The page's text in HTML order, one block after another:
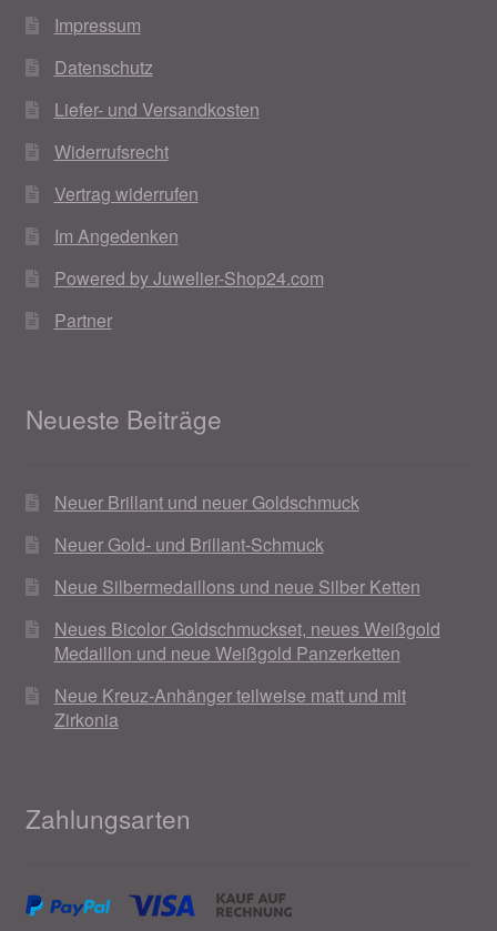
Impressum
Datenschutz
Liefer- und Versandkosten
Widerrufsrecht
Vertrag widerrufen
Im Angedenken
Powered by Juwelier-Shop24.com
Partner
Neueste Beiträge
Neuer Brillant und neuer Goldschmuck
Neuer Gold- und Brillant-Schmuck
Neue Silbermedaillons und neue Silber Ketten
Neues Bicolor Goldschmuckset, neues Weißgold
Medaillon und neue Weißgold Panzerketten
Neue Kreuz-Anhänger teilweise matt und mit
Zirkonia
Zahlungsarten